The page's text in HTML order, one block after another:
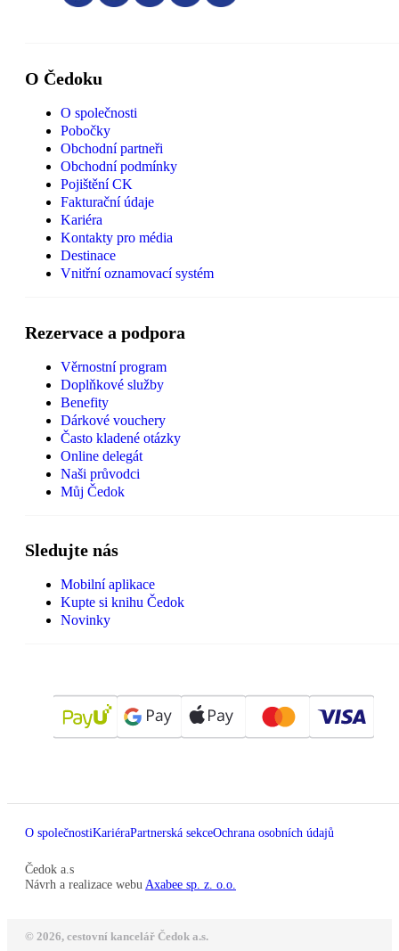
O Čedoku
O společnosti
Pobočky
Obchodní partneři
Obchodní podmínky
Pojištění CK
Fakturační údaje
Kariéra
Kontakty pro média
Destinace
Vnitřní oznamovací systém
Rezervace a podpora
Věrnostní program
Doplňkové služby
Benefity
Dárkové vouchery
Často kladené otázky
Online delegát
Naši průvodci
Můj Čedok
Sledujte nás
Mobilní aplikace
Kupte si knihu Čedok
Novinky
O společnostiKariéraPartnerská sekceOchrana osobních údajů
Čedok a.s
Návrh a realizace webu Axabee sp. z. o.o.
© 2026, cestovní kancelář Čedok a.s.